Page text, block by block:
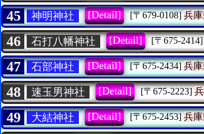
45 神明神社 [Detail] [〒679-0108] 兵
46 石打八幡神社 [Detail] [〒675-2414]
47 石部神社 [Detail] [〒675-2434] 兵
48 速玉男神社 [Detail] [〒675-2223]
49 大結神社 [Detail] [〒675-2453] 兵